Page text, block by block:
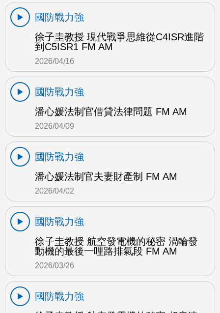
國防戰力強
徐子圭教授 現代戰爭思維從C4ISR進階
到C5ISR1 FM AM
2026/04/16
國防戰力強
潘心媛法制官借貸法律問題 FM AM
2026/04/09
國防戰力強
潘心媛法制官夫妻財產制 FM AM
2026/04/02
國防戰力強
徐子圭教授 航空發電機的秘密 渦輪發
動機的最後一哩路排氣段 FM AM
2026/03/26
國防戰力強